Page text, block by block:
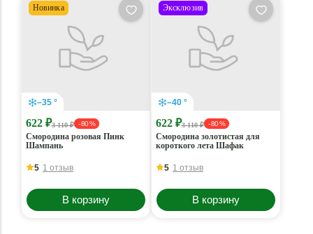
Новинка
–35 °
622 ₽3 110 ₽ - 80 %
Смородина розовая Пинк
Шампань
5 1 отзыв
В корзину
Эксклюзив
–40 °
622 ₽3 110 ₽ - 80 %
Смородина золотистая для
короткого лета Шафак
5 1 отзыв
В корзину